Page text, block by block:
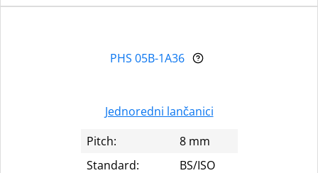
PHS 05B-1A36
Jednoredni lančanici
Pitch:
8 mm
Standard:
BS/ISO